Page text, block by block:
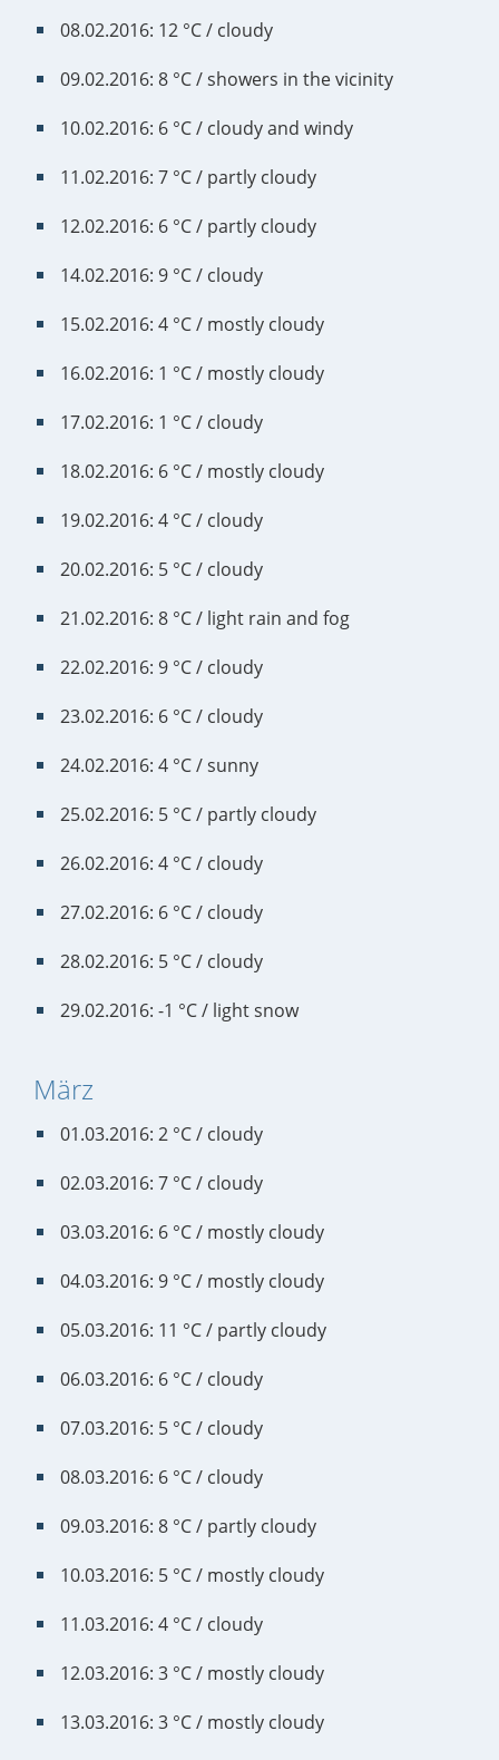
08.02.2016: 12 °C / cloudy
09.02.2016: 8 °C / showers in the vicinity
10.02.2016: 6 °C / cloudy and windy
11.02.2016: 7 °C / partly cloudy
12.02.2016: 6 °C / partly cloudy
14.02.2016: 9 °C / cloudy
15.02.2016: 4 °C / mostly cloudy
16.02.2016: 1 °C / mostly cloudy
17.02.2016: 1 °C / cloudy
18.02.2016: 6 °C / mostly cloudy
19.02.2016: 4 °C / cloudy
20.02.2016: 5 °C / cloudy
21.02.2016: 8 °C / light rain and fog
22.02.2016: 9 °C / cloudy
23.02.2016: 6 °C / cloudy
24.02.2016: 4 °C / sunny
25.02.2016: 5 °C / partly cloudy
26.02.2016: 4 °C / cloudy
27.02.2016: 6 °C / cloudy
28.02.2016: 5 °C / cloudy
29.02.2016: -1 °C / light snow
März
01.03.2016: 2 °C / cloudy
02.03.2016: 7 °C / cloudy
03.03.2016: 6 °C / mostly cloudy
04.03.2016: 9 °C / mostly cloudy
05.03.2016: 11 °C / partly cloudy
06.03.2016: 6 °C / cloudy
07.03.2016: 5 °C / cloudy
08.03.2016: 6 °C / cloudy
09.03.2016: 8 °C / partly cloudy
10.03.2016: 5 °C / mostly cloudy
11.03.2016: 4 °C / cloudy
12.03.2016: 3 °C / mostly cloudy
13.03.2016: 3 °C / mostly cloudy